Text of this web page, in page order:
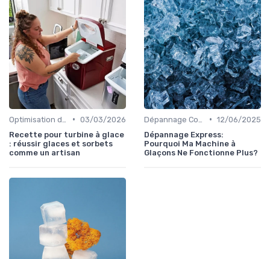
• 03/03/2026
Recette pour turbine à glace
: réussir glaces et sorbets
comme un artisan
• 12/06/2025
Dépannage Express:
Pourquoi Ma Machine à
Glaçons Ne Fonctionne Plus?